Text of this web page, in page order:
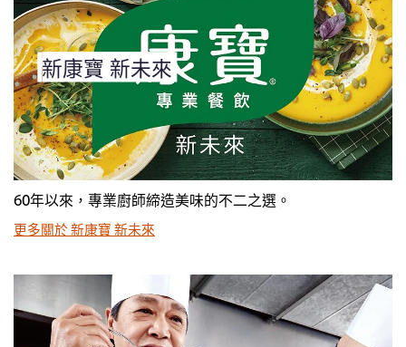
新康寶 新未來
60年以來，專業廚師締造美味的不二之選。
更多關於 新康寶 新未來